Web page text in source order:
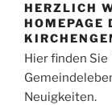
HERZLICH
HOMEPAGE
Hier finden
Neuigkeiten.